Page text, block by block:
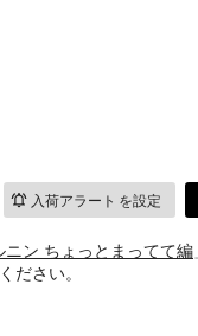
入荷アラート を設定
ニン ちょっとまってて編
ださい。